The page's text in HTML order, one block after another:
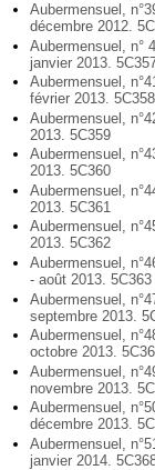
Aubermensuel,
décembre 2012.
Aubermensuel, n°
janvier 2013.
Aubermensuel,
février 2013. 5C358
Aubermensuel,
2013. 5C359
Aubermensuel,
2013. 5C360
Aubermensuel,
2013. 5C361
Aubermensuel,
2013. 5C362
Aubermensuel,
- août 2013. 5C363
Aubermensuel,
septembre 2013.
Aubermensuel,
octobre 2013.
Aubermensuel,
novembre 2013.
Aubermensuel,
décembre 2013.
Aubermensuel,
janvier 2014.